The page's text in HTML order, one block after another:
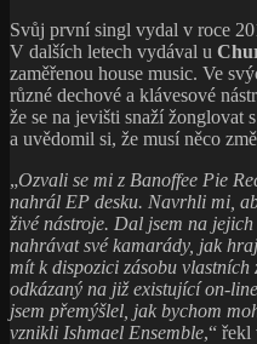
Svůj první singl vydal v roce
V dalších letech vydával u
zaměřenou house music. Ve
různé dechové a klávesové
že se na jevišti snaží žonglovat
a uvědomil si, že musí něco
„Ozvali se mi z Banoffee Pie
nahrál EP desku. Navrhli mi,
živé nástroje. Dal jsem na
nahrávat své kamarády, jak
mít k dispozici zásobu
odkázaný na již existující on-
jsem přemýšlel, jak bychom
vznikli Ishmael Ensemble,“ řekl